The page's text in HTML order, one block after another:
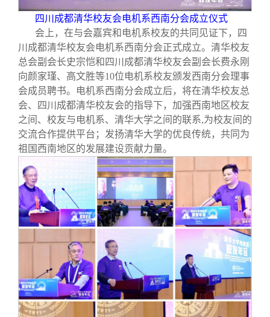
四川成都清华校友会电机系西南分会成立仪式
会上，在与会嘉宾和电机系校友的共同见证下，四
川成都清华校友会电机系西南分会正式成立。清华校友
总会副会长史宗恺和四川成都清华校友会副会长费永刚
向颜家瑾、高文胜等10位电机系校友颁发西南分会理事
会成员聘书。电机系西南分会成立后，将在清华校友总
会、四川成都清华校友会的指导下，加强西南地区校友
之间、校友与电机系、清华大学之间的联系,为校友间的
交流合作提供平台；发扬清华大学的优良传统，共同为
祖国西南地区的发展建设贡献力量。